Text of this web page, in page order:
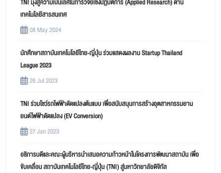
TNI มุ่งสู่ความเป็นเลิศในการวิจัยเชิงปฏิบัติการ (Applied Research) ด้าน
เทคโนโลยีสารสนเทศ
08 May 2024
นักศึกษาสถาบันเทคโนโลยีไทย-ญี่ปุ่น ร่วมแสดงผลงาน Startup Thailand
League 2023
26 Jul 2023
TNI ร่วมโชว์รถไฟฟ้าดัดแปลงต้นแบบ เพื่อสนับสนุนการสร้างอุตสาหกรรมยาน
ยนต์ไฟฟ้าดัดแปลง (EV Conversion)
27 Jan 2023
อธิการบดีและคณะผู้บริหารนำเสนอความก้าวหน้าในโครงการพัฒนาสถาบัน เพื่อ
ขับเคลื่อน สถาบันเทคโนโลยีไทย-ญี่ปุ่น (TNI) สู่มหาวิทยาลัยดิจิทัล